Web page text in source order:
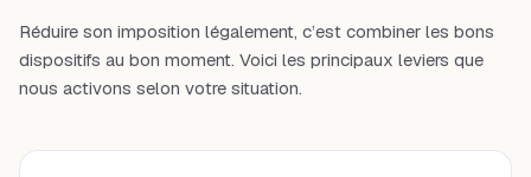
Réduire son imposition légalement, c’est combiner les bons
dispositifs au bon moment. Voici les principaux leviers que
nous activons selon votre situation.